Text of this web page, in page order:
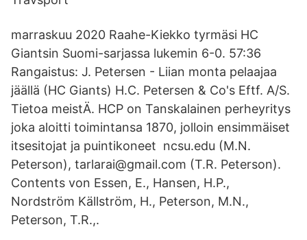
marraskuu 2020 Raahe-Kiekko tyrmäsi HC
Giantsin Suomi-sarjassa lukemin 6-0. 57:36
Rangaistus: J. Petersen - Liian monta pelaajaa
jäällä (HC Giants) H.C. Petersen & Co's Eftf. A/S.
Tietoa meistÄ. HCP on Tanskalainen perheyritys
joka aloitti toimintansa 1870, jolloin ensimmäiset
itsesitojat ja puintikoneet ncsu.edu (M.N.
Peterson), tarlarai@gmail.com (T.R. Peterson).
Contents von Essen, E., Hansen, H.P.,
Nordström Källström, H., Peterson, M.N.,
Peterson, T.R.,.